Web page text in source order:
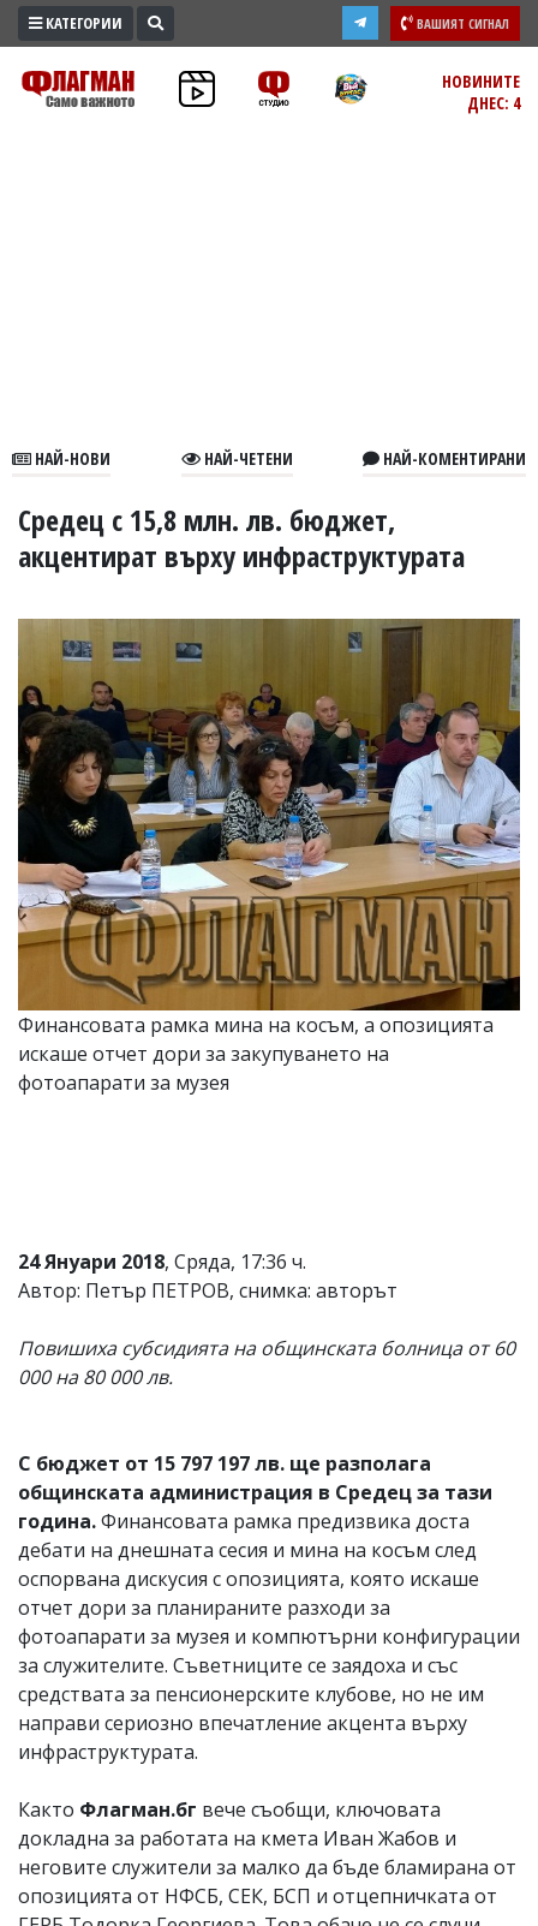
ПРОМО
ЗОНА
В
УКРАЙНА
РАЗСЛЕДВАНЕ
БИЗНЕС
ЮГ
Управители:
Веселин
Василев,
v.vasilev@flagman.bg
Катя
Касабова,
еmail:k.kassabova@flagman.bg
Главен
редактор:
Колев,
email:
office@flagman.bg
и
редакцията
не
отговорност
за
тях!
за
вас
коментар,
моля
сигнализирайте
ни!
КАТЕГОРИИ ВАШИЯТ СИГНАЛ
НОВИНИТЕ
ДНЕС: 4
НАЙ-НОВИ НАЙ-ЧЕТЕНИ НАЙ-КОМЕНТИРАНИ
Средец с 15,8 млн. лв. бюджет,
акцентират върху инфраструктурата
Финансовата рамка мина на косъм, а опозицията
искаше отчет дори за закупуването на
фотоапарати за музея
24 Януари 2018, Сряда, 17:36 ч.
Автор: Петър ПЕТРОВ, снимка: авторът
Повишиха субсидията на общинската болница от 60
000 на 80 000 лв.
С бюджет от 15 797 197 лв. ще разполага
общинската администрация в Средец за тази
година.Финансовата рамка предизвика доста
дебати на днешната сесия и мина на косъм след
оспорвана дискусия с опозицията, която искаше
отчет дори за планираните разходи за
фотоапарати за музея и компютърни конфигурации
за служителите. Съветниците се заядоха и със
средствата за пенсионерските клубове, но не им
направи сериозно впечатление акцента върху
инфраструктурата.
Както Флагман.бг вече съобщи, ключовата
докладна за работата на кмета Иван Жабов и
неговите служители за малко да бъде бламирана от
опозицията от НФСБ, СЕК, БСП и отцепничката от